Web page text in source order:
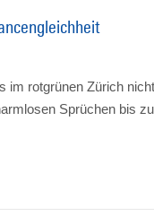
im rotgrünen Zürich
Sprüchen bis